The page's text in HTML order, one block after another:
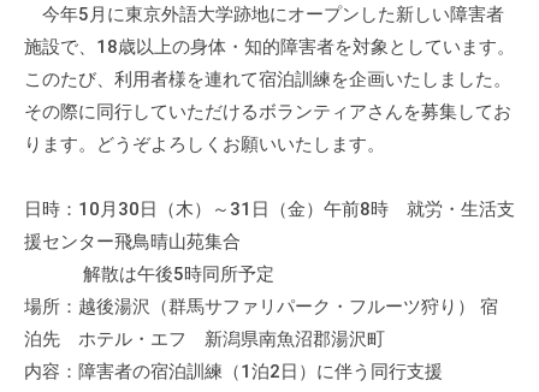
催
し
・
講
の
開
会
場
や
今年5月に東京外語大学跡地にオープンした新しい障害者
施設で、18歳以上の身体・知的障害者を対象としています。
このたび、利用者様を連れて宿泊訓練を企画いたしました。
その際に同行していただけるボランティアさんを募集してお
ります。どうぞよろしくお願いいたします。
日時：10月30日（木）～31日（金）午前8時 就労・生活支
援センター飛鳥晴山苑集合
解散は午後5時同所予定
場所：越後湯沢（群馬サファリパーク・フルーツ狩り） 宿
泊先 ホテル・エフ 新潟県南魚沼郡湯沢町
内容：障害者の宿泊訓練（1泊2日）に伴う同行支援